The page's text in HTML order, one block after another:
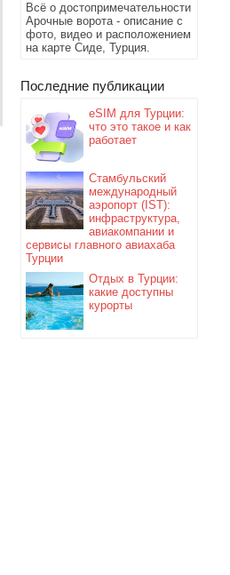
Всё о достопримечательности
Арочные ворота - описание с
фото, видео и расположением
на карте Сиде, Турция.
Последние публикации
eSIM для Турции:
что это такое и как
работает
Стамбульский
международный
аэропорт (IST):
инфраструктура,
авиакомпании и
сервисы главного авиахаба
Турции
Отдых в Турции:
какие доступны
курорты